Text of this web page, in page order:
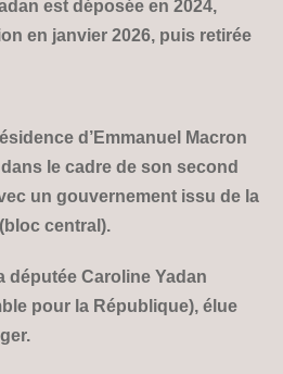
est déposée en 2024,
en janvier 2026, puis retirée
d’Emmanuel Macron
le cadre de son second
un gouvernement issu de la
central).
députée Caroline Yadan
pour la République), élue